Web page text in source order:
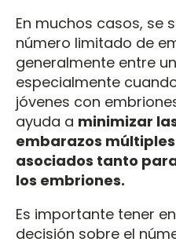
En muchos casos, se
número limitado de
generalmente entre
especialmente
jóvenes con
ayuda a minimizar
embarazos
asociados tanto
los embriones.
Es importante tener
decisión sobre el